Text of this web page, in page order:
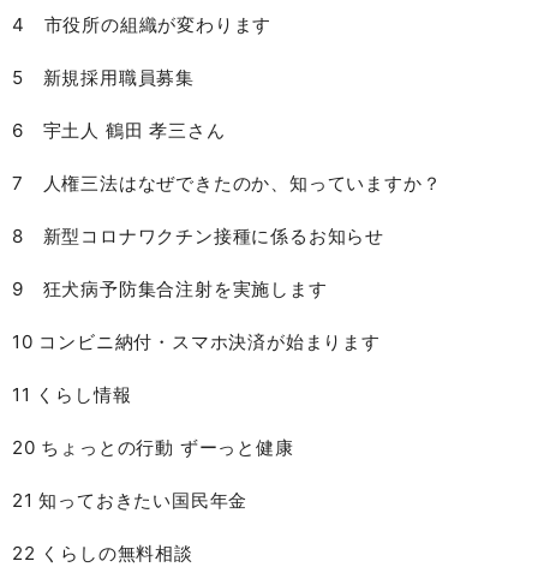
4 市役所の組織が変わります
5 新規採用職員募集
6 宇土人 鶴田 孝三さん
7 人権三法はなぜできたのか、知っていますか？
8 新型コロナワクチン接種に係るお知らせ
9 狂犬病予防集合注射を実施します
10 コンビニ納付・スマホ決済が始まります
11 くらし情報
20 ちょっとの行動 ずーっと健康
21 知っておきたい国民年金
22 くらしの無料相談